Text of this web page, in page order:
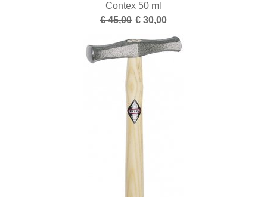
Contex 50 ml
€ 45,00 € 30,00